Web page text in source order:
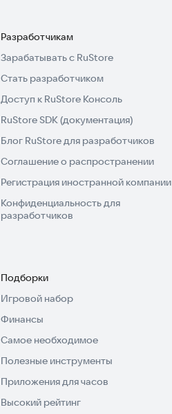
Разработчикам
Зарабатывать с RuStore
Стать разработчиком
Доступ к RuStore Консоль
RuStore SDK (документация)
Блог RuStore для разработчиков
Соглашение о распространении
Регистрация иностранной компании
Конфиденциальность для
разработчиков
Подборки
Игровой набор
Финансы
Самое необходимое
Полезные инструменты
Приложения для часов
Высокий рейтинг